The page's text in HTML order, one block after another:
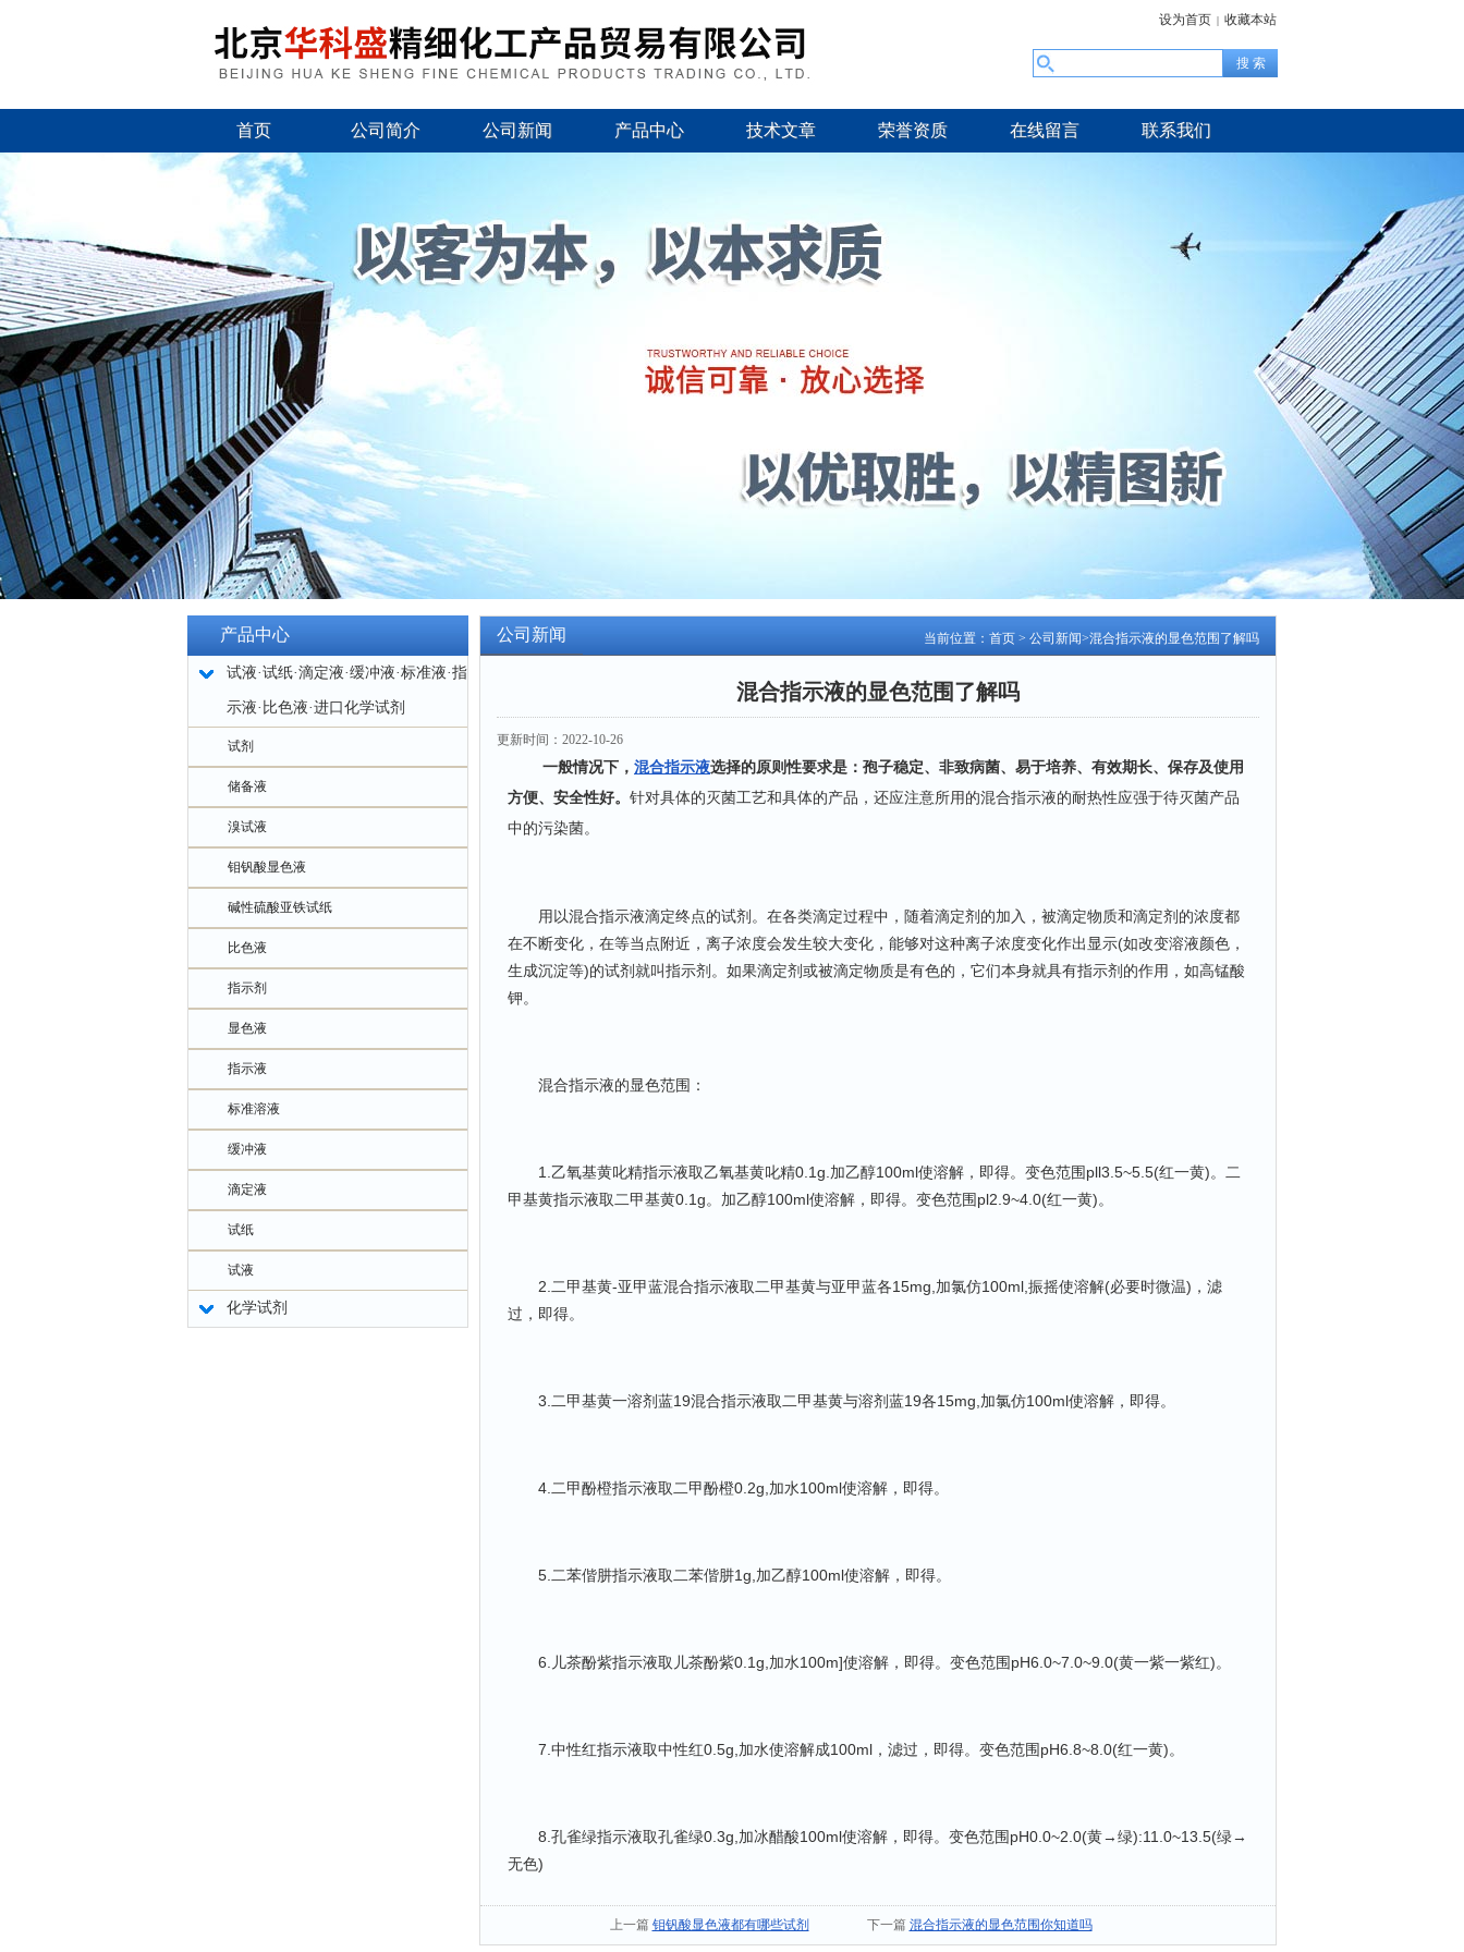
设为首页 | 收藏本站
首页 公司简介 公司新闻 产品中心 技术文章 荣誉资质 在线留言 联系我们
产品中心
试液·试纸·滴定液·缓冲液·标准液·指
示液·比色液·进口化学试剂
试剂
储备液
溴试液
钼钒酸显色液
碱性硫酸亚铁试纸
比色液
指示剂
显色液
指示液
标准溶液
缓冲液
滴定液
试纸
试液
化学试剂
当前位置： 首页 > 公司新闻>混合指示液的显色范围了解吗
公司新闻
混合指示液的显色范围了解吗
更新时间：2022-10-26
一般情况下， 混合指示液选择的原则性要求是：孢子稳定、非致病菌、易于培养、有效期长、保存及使用
方便、安全性好。 针对具体的灭菌工艺和具体的产品，还应注意所用的混合指示液的耐热性应强于待灭菌产品
中的污染菌。
用以混合指示液滴定终点的试剂。在各类滴定过程中，随着滴定剂的加入，被滴定物质和滴定剂的浓度都
在不断变化，在等当点附近，离子浓度会发生较大变化，能够对这种离子浓度变化作出显示(如改变溶液颜色，
生成沉淀等)的试剂就叫指示剂。如果滴定剂或被滴定物质是有色的，它们本身就具有指示剂的作用，如高锰酸
钾。
混合指示液的显色范围：
1.乙氧基黄叱精指示液取乙氧基黄叱精0.1g.加乙醇100ml使溶解，即得。变色范围pll3.5~5.5(红一黄)。二
甲基黄指示液取二甲基黄0.1g。加乙醇100ml使溶解，即得。变色范围pl2.9~4.0(红一黄)。
2.二甲基黄-亚甲蓝混合指示液取二甲基黄与亚甲蓝各15mg,加氯仿100ml,振摇使溶解(必要时微温)，滤
过，即得。
3.二甲基黄一溶剂蓝19混合指示液取二甲基黄与溶剂蓝19各15mg,加氯仿100ml使溶解，即得。
4.二甲酚橙指示液取二甲酚橙0.2g,加水100ml使溶解，即得。
5.二苯偕肼指示液取二苯偕肼1g,加乙醇100ml使溶解，即得。
6.儿茶酚紫指示液取儿茶酚紫0.1g,加水100m]使溶解，即得。变色范围pH6.0~7.0~9.0(黄一紫一紫红)。
7.中性红指示液取中性红0.5g,加水使溶解成100ml，滤过，即得。变色范围pH6.8~8.0(红一黄)。
8.孔雀绿指示液取孔雀绿0.3g,加冰醋酸100ml使溶解，即得。变色范围pH0.0~2.0(黄→绿):11.0~13.5(绿→
无色)
上一篇 钼钒酸显色液都有哪些试剂 下一篇 混合指示液的显色范围你知道吗